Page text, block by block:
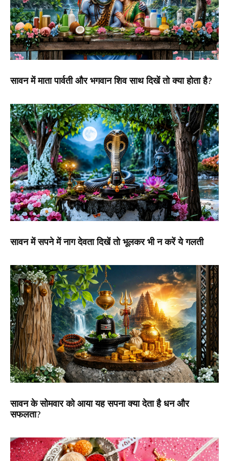
सावन में माता पार्वती और भगवान शिव साथ दिखें तो क्या होता है?
सावन में सपने में नाग देवता दिखें तो भूलकर भी न करें ये गलती
सावन के सोमवार को आया यह सपना क्या देता है धन और
सफलता?